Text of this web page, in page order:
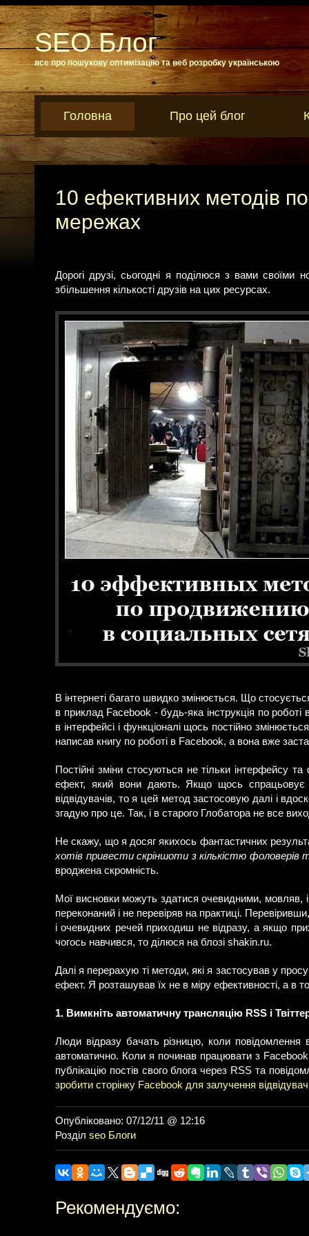
SEO Блог
все про пошукову оптимізацію та веб розробку українською
Головна Про цей блог
10 ефективних методів
мережах
Дорогі друзі, сьогодні я поділюся з вами
збільшення кількості друзів на цих ресурсах.
В інтернеті багато швидко змінюється. Що
в приклад Facebook - будь-яка інструкція по роботі
в інтерфейсі і функціоналі щось постійно
написав книгу по роботі в Facebook, а вона вже
Постійні зміни стосуються не тільки інтерфейсу
ефект, який вони дають. Якщо щось спрацьовує
відвідувачів, то я цей метод застосовую далі і
згадую про це. Так, і в старого Глобатора не все
Не скажу, що я досяг якихось фантастичних
хотів привести скріншоти з кількістю фоловерів
вроджена скромність.
Мої висновки можуть здатися очевидними, мовляв,
переконаний і не перевіряв на практиці.
і очевидних речей приходиш не відразу, а якщо
чогось навчився, то ділюся на блозі shakin.ru.
Далі я перерахую ті методи, які я застосував у
ефект. Я розташував їх не в міру ефективності, а в
1. Вимкніть автоматичну трансляцію RSS і
Люди відразу бачать різницю, коли
автоматично. Коли я починав працювати з Facebook
публікацію постів свого блога через RSS та
зробити сторінку Facebook для залучення
Опубліковано: 07/12/11 @ 12:16
Розділ seo Блоги
Рекомендуємо: